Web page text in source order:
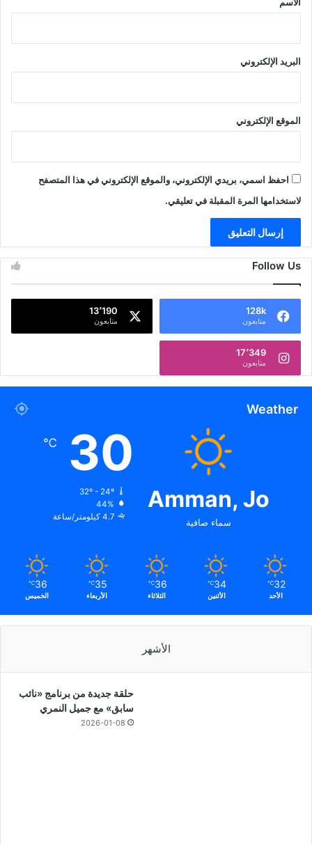
البريد الإلكتروني
الموقع الإلكتروني
احفظ اسمي، بريدي الإلكتروني، والموقع الإلكتروني في هذا المتصفح
لاستخدامها المرة المقبلة في تعليقي.
Follow Us
128k
متابعون
13٬190
متابعون
17٬349
متابعون
Weather
Amman, Jo
سماء صافية
30
℃
32º - 24º
44%
4.7 كيلومتر/ساعة
32
℃
الأحد
34
℃
الأثنين
36
℃
الثلاثاء
35
℃
الأربعاء
36
℃
الخميس
الأشهر
حلقة جديدة من برنامج «نائب
سابق» مع جميل النمري
2026-01-08